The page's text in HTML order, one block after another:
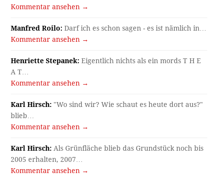
Kommentar ansehen →
Manfred Roilo: Darf ich es schon sagen - es ist nämlich in…
Kommentar ansehen →
Henriette Stepanek: Eigentlich nichts als ein mords T H E
A T…
Kommentar ansehen →
Karl Hirsch: "Wo sind wir? Wie schaut es heute dort aus?"
blieb…
Kommentar ansehen →
Karl Hirsch: Als Grünfläche blieb das Grundstück noch bis
2005 erhalten, 2007…
Kommentar ansehen →